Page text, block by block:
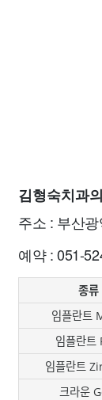
김형숙치과
주소 : 부산
예약 : 051-
종류
임플란트
임플란트
임플란트
크라운